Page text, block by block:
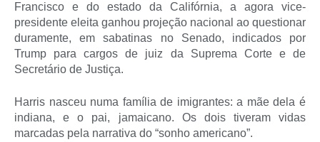
Francisco e do estado da Califórnia, a agora vice-
presidente eleita ganhou projeção nacional ao questionar
duramente, em sabatinas no Senado, indicados por
Trump para cargos de juiz da Suprema Corte e de
Secretário de Justiça.
Harris nasceu numa família de imigrantes: a mãe dela é
indiana, e o pai, jamaicano. Os dois tiveram vidas
marcadas pela narrativa do “sonho americano”.